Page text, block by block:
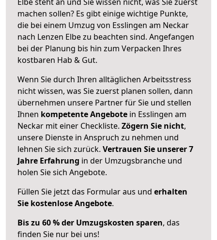
machen sollen? Es gibt einige wichtige Punkte,
die bei einem Umzug von Esslingen am Neckar
nach Lenzen Elbe zu beachten sind. Angefangen
bei der Planung bis hin zum Verpacken Ihres
kostbaren Hab & Gut.
Wenn Sie durch Ihren alltäglichen Arbeitsstress
nicht wissen, was Sie zuerst planen sollen, dann
übernehmen unsere Partner für Sie und stellen
Ihnen kompetente Angebote in Esslingen am
Neckar mit einer Checkliste. Zögern Sie nicht,
unsere Dienste in Anspruch zu nehmen und
lehnen Sie sich zurück. Vertrauen Sie unserer 7
Jahre Erfahrung in der Umzugsbranche und
holen Sie sich Angebote.
Füllen Sie jetzt das Formular aus und erhalten
Sie kostenlose Angebote.
Bis zu 60 % der Umzugskosten sparen, das
finden Sie nur bei uns!